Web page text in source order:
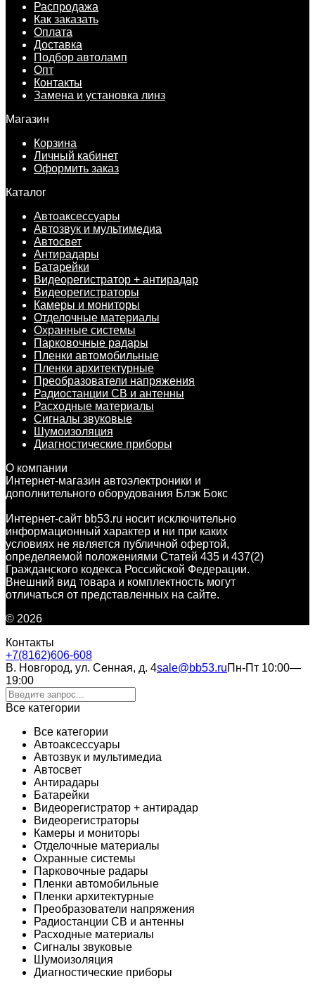
Распродажа
Как заказать
Оплата
Доставка
Подбор автоламп
Опт
Контакты
Замена и установка линз
Магазин
Корзина
Личный кабинет
Оформить заказ
Каталог
Автоаксессуары
Автозвук и мультимедиа
Автосвет
Антирадары
Батарейки
Видеорегистратор + антирадар
Видеорегистраторы
Камеры и мониторы
Отделочные материалы
Охранные системы
Парковочные радары
Пленки автомобильные
Пленки архитектурные
Преобразователи напряжения
Радиостанции CB и антенны
Расходные материалы
Сигналы звуковые
Шумоизоляция
Диагностические приборы
О компании
Интернет-магазин автоэлектроники и
дополнительного оборудования Блэк Бокс
Интернет-сайт bb53.ru носит исключительно
информационный характер и ни при каких
условиях не является публичной офертой,
определяемой положениями Статей 435 и 437(2)
Гражданского кодекса Российской Федерации.
Внешний вид товара и комплектность могут
отличаться от представленных на сайте.
© 2026
Контакты
+7(8162)606-608
В. Новгород, ул. Сенная, д. 4sale@bb53.ruПн-Пт 10:00—
19:00
Все категории
Все категории
Автоаксессуары
Автозвук и мультимедиа
Автосвет
Антирадары
Батарейки
Видеорегистратор + антирадар
Видеорегистраторы
Камеры и мониторы
Отделочные материалы
Охранные системы
Парковочные радары
Пленки автомобильные
Пленки архитектурные
Преобразователи напряжения
Радиостанции CB и антенны
Расходные материалы
Сигналы звуковые
Шумоизоляция
Диагностические приборы